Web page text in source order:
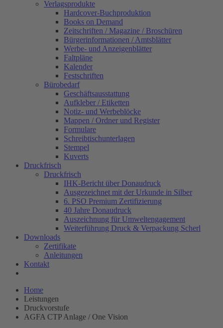
Verlagsprodukte
Hardcover-Buchproduktion
Books on Demand
Zeitschriften / Magazine / Broschüren
Bürgerinformationen / Amtsblätter
Werbe- und Anzeigenblätter
Faltpläne
Kalender
Festschriften
Bürobedarf
Geschäftsausstattung
Aufkleber / Etiketten
Notiz- und Werbeblöcke
Mappen / Ordner und Register
Formulare
Schreibtischunterlagen
Stempel
Kuverts
Druckfrisch
Druckfrisch
IHK-Bericht über Donaudruck
Ausgezeichnet mit der Urkunde in Silber
6. PSO Premium Zertifizierung
40 Jahre Donaudruck
Auszeichnung für Umweltengagement
Weiterführung Druck & Verpackung Scherl
Downloads
Zertifikate
Anleitungen
Kontakt
Home
Leistungen
Druckvorstufe
AGFA CTP Anlage / One Vision